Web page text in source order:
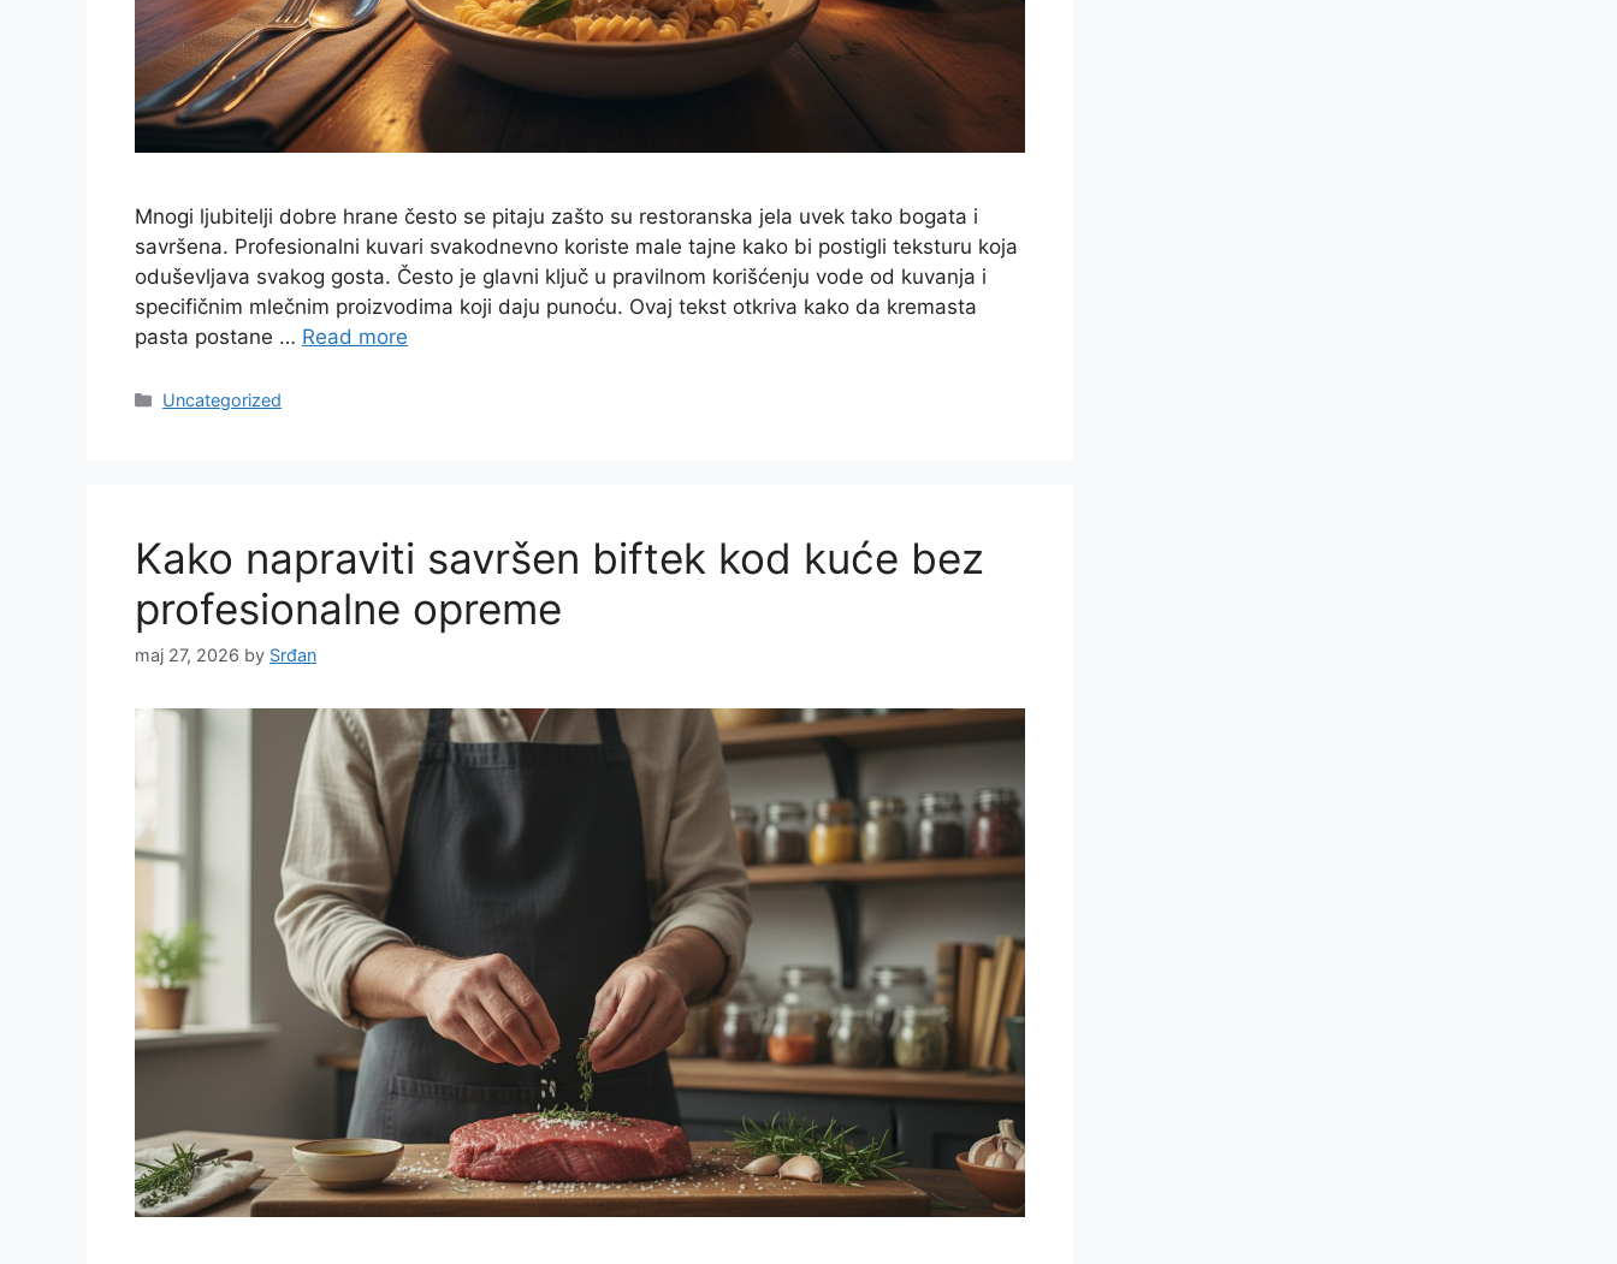
Mnogi ljubitelji dobre hrane često se pitaju zašto su restoranska jela uvek tako bogata i
savršena. Profesionalni kuvari svakodnevno koriste male tajne kako bi postigli teksturu koja
oduševljava svakog gosta. Često je glavni ključ u pravilnom korišćenju vode od kuvanja i
specifičnim mlečnim proizvodima koji daju punoću. Ovaj tekst otkriva kako da kremasta
pasta postane … Read more
Categories
Uncategorized
Kako napraviti savršen biftek kod kuće bez
profesionalne opreme
maj 27, 2026 by Srđan